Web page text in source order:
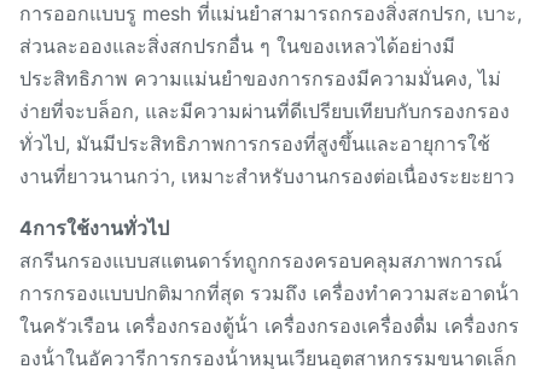
การออกแบบรู mesh ที่แม่นยําสามารถกรองสิ่งสกปรก, เบาะ,
ส่วนละอองและสิ่งสกปรกอื่น ๆ ในของเหลวได้อย่างมี
ประสิทธิภาพ ความแม่นยําของการกรองมีความมั่นคง, ไม่
ง่ายที่จะบล็อก, และมีความผ่านที่ดีเปรียบเทียบกับกรองกรอง
ทั่วไป, มันมีประสิทธิภาพการกรองที่สูงขึ้นและอายุการใช้
งานที่ยาวนานกว่า, เหมาะสําหรับงานกรองต่อเนื่องระยะยาว
4การใช้งานทั่วไป
สกรีนกรองแบบสแตนดาร์ทถูกกรองครอบคลุมสภาพการณ์
การกรองแบบปกติมากที่สุด รวมถึง เครื่องทําความสะอาดน้ํา
ในครัวเรือน เครื่องกรองตู้น้ํา เครื่องกรองเครื่องดื่ม เครื่องกร
องน้ําในอัควารีการกรองน้ําหมุนเวียนอุตสาหกรรมขนาดเล็ก